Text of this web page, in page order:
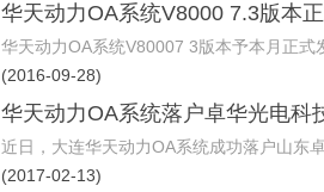
华天动力OA系统V8000 7.3版本
华天动力OA系统V80007 3版本予本月正式
(2016-09-28)
华天动力OA系统落户卓华光电科
近日，大连华天动力OA系统成功落户山东
(2017-02-13)